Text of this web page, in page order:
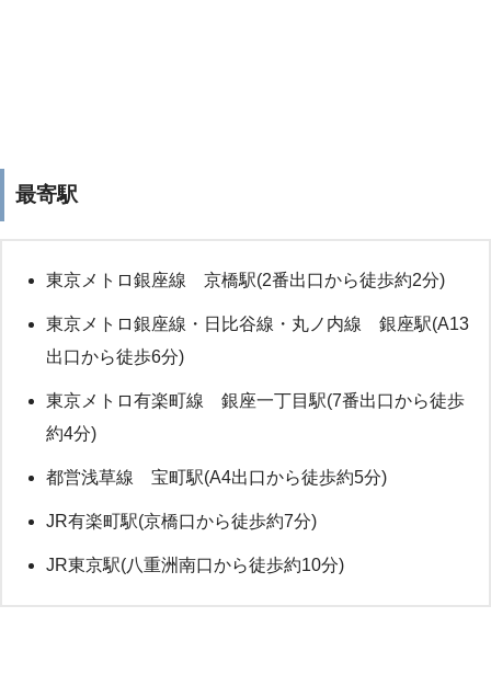
最寄駅
東京メトロ銀座線 京橋駅(2番出口から徒歩約2分)
東京メトロ銀座線・日比谷線・丸ノ内線 銀座駅(A13
出口から徒歩6分)
東京メトロ有楽町線 銀座一丁目駅(7番出口から徒歩
約4分)
都営浅草線 宝町駅(A4出口から徒歩約5分)
JR有楽町駅(京橋口から徒歩約7分)
JR東京駅(八重洲南口から徒歩約10分)